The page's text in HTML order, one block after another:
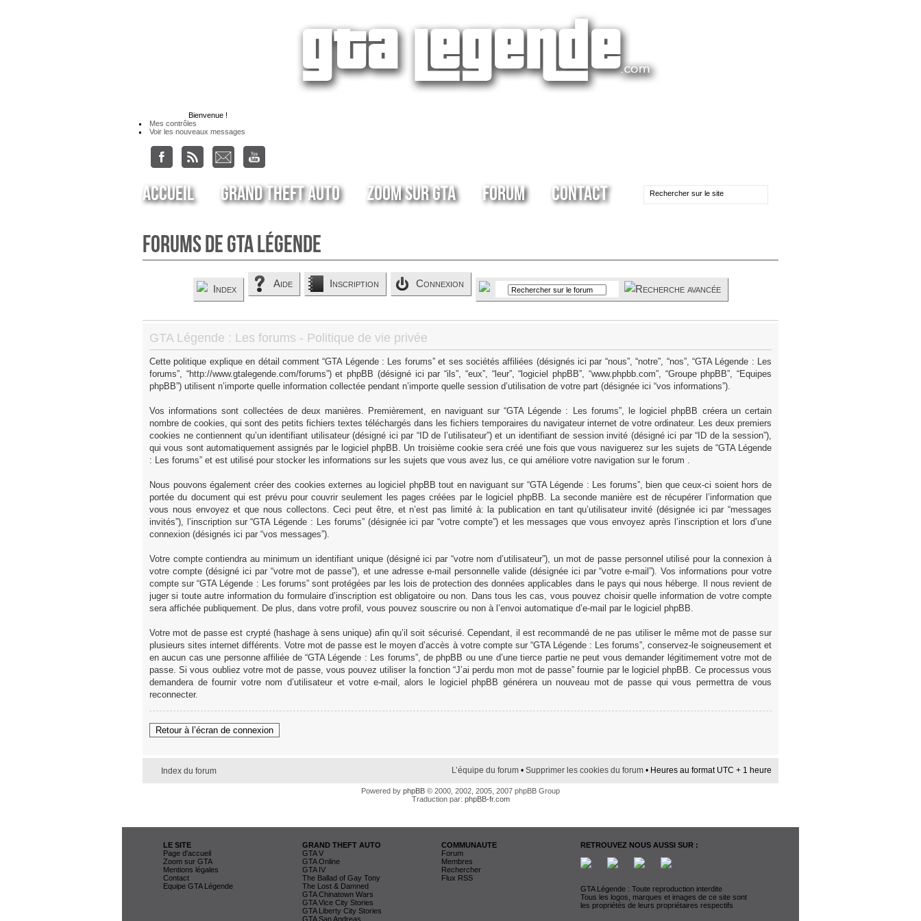
Bienvenue !
Mes contrôles
Voir les nouveaux messages
Accueil Grand Theft Auto Zoom sur GTA Forum Contact
Forums de GTA Légende
Index Aide Inscription Connexion
GTA Légende : Les forums - Politique de vie privée
Cette politique explique en détail comment “GTA Légende : Les forums” et ses sociétés affiliées (désignés ici par “nous”, “notre”, “nos”, “GTA Légende : Les
forums”, “http://www.gtalegende.com/forums”) et phpBB (désigné ici par “ils”, “eux”, “leur”, “logiciel phpBB”, “www.phpbb.com”, “Groupe phpBB”, “Equipes
phpBB”) utilisent n’importe quelle information collectée pendant n’importe quelle session d’utilisation de votre part (désignée ici “vos informations”).
Vos informations sont collectées de deux manières. Premièrement, en naviguant sur “GTA Légende : Les forums”, le logiciel phpBB créera un certain
nombre de cookies, qui sont des petits fichiers textes téléchargés dans les fichiers temporaires du navigateur internet de votre ordinateur. Les deux premiers
cookies ne contiennent qu’un identifiant utilisateur (désigné ici par “ID de l’utilisateur”) et un identifiant de session invité (désigné ici par “ID de la session”),
qui vous sont automatiquement assignés par le logiciel phpBB. Un troisième cookie sera créé une fois que vous naviguerez sur les sujets de “GTA Légende
: Les forums” et est utilisé pour stocker les informations sur les sujets que vous avez lus, ce qui améliore votre navigation sur le forum .
Nous pouvons également créer des cookies externes au logiciel phpBB tout en naviguant sur “GTA Légende : Les forums”, bien que ceux-ci soient hors de
portée du document qui est prévu pour couvrir seulement les pages créées par le logiciel phpBB. La seconde manière est de récupérer l’information que
vous nous envoyez et que nous collectons. Ceci peut être, et n’est pas limité à: la publication en tant qu’utilisateur invité (désignée ici par “messages
invités”), l’inscription sur “GTA Légende : Les forums” (désignée ici par “votre compte”) et les messages que vous envoyez après l’inscription et lors d’une
connexion (désignés ici par “vos messages”).
Votre compte contiendra au minimum un identifiant unique (désigné ici par “votre nom d’utilisateur”), un mot de passe personnel utilisé pour la connexion à
votre compte (désigné ici par “votre mot de passe”), et une adresse e-mail personnelle valide (désignée ici par “votre e-mail”). Vos informations pour votre
compte sur “GTA Légende : Les forums” sont protégées par les lois de protection des données applicables dans le pays qui nous héberge. Il nous revient de
juger si toute autre information du formulaire d’inscription est obligatoire ou non. Dans tous les cas, vous pouvez choisir quelle information de votre compte
sera affichée publiquement. De plus, dans votre profil, vous pouvez souscrire ou non à l’envoi automatique d’e-mail par le logiciel phpBB.
Votre mot de passe est crypté (hashage à sens unique) afin qu’il soit sécurisé. Cependant, il est recommandé de ne pas utiliser le même mot de passe sur
plusieurs sites internet différents. Votre mot de passe est le moyen d’accès à votre compte sur “GTA Légende : Les forums”, conservez-le soigneusement et
en aucun cas une personne affiliée de “GTA Légende : Les forums”, de phpBB ou une d’une tierce partie ne peut vous demander légitimement votre mot de
passe. Si vous oubliez votre mot de passe, vous pouvez utiliser la fonction “J’ai perdu mon mot de passe” fournie par le logiciel phpBB. Ce processus vous
demandera de fournir votre nom d’utilisateur et votre e-mail, alors le logiciel phpBB générera un nouveau mot de passe qui vous permettra de vous
reconnecter.
Retour à l’écran de connexion
Index du forum L’équipe du forum • Supprimer les cookies du forum • Heures au format UTC + 1 heure
Powered by phpBB © 2000, 2002, 2005, 2007 phpBB Group
Traduction par: phpBB-fr.com
LE SITE
Page d'accueil
Zoom sur GTA
Mentions légales
Contact
Equipe GTA Légende
GRAND THEFT AUTO
GTA V
GTA Online
GTA IV
The Ballad of Gay Tony
The Lost & Damned
GTA Chinatown Wars
GTA Vice City Stories
GTA Liberty City Stories
GTA San Andreas
COMMUNAUTE
Forum
Membres
Rechercher
Flux RSS
RETROUVEZ NOUS AUSSI SUR :
GTA Légende : Toute reproduction interdite
Tous les logos, marques et images de ce site sont
les propriétés de leurs propriétaires respectifs